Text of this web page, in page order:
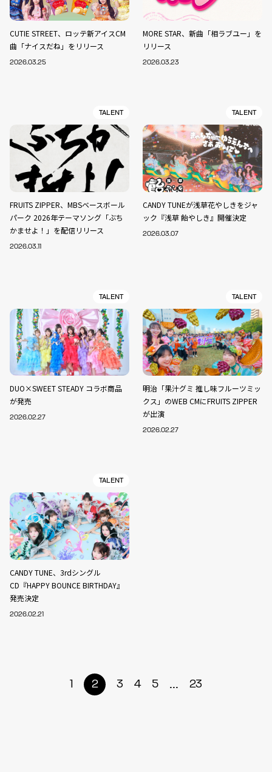
CUTIE STREET、ロッテ新アイスCM
曲「ナイスだね」をリリース
2026.03.25
MORE STAR、新曲「相ラブユー」を
リリース
2026.03.23
TALENT
FRUITS ZIPPER、MBSベースボール
パーク 2026年テーマソング「ぶち
かませよ！」を配信リリース
2026.03.11
TALENT
CANDY TUNEが浅草花やしきをジャ
ック『浅草 飴やしき』開催決定
2026.03.07
TALENT
DUO×SWEET STEADY コラボ商品
が発売
2026.02.27
TALENT
明治「果汁グミ 推し味フルーツミッ
クス」のWEB CMにFRUITS ZIPPER
が出演
2026.02.27
TALENT
CANDY TUNE、3rdシングル
CD『HAPPY BOUNCE BIRTHDAY』
発売決定
2026.02.21
1 2 3 4 5 ... 23